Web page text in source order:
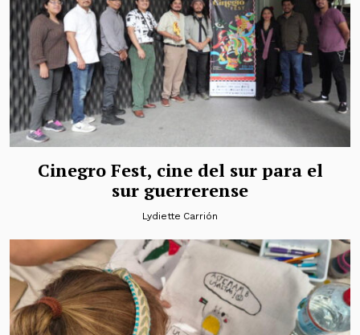
Cinegro Fest, cine del sur para el
sur guerrerense
Lydiette Carrión